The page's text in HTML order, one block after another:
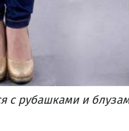
с рубашками и